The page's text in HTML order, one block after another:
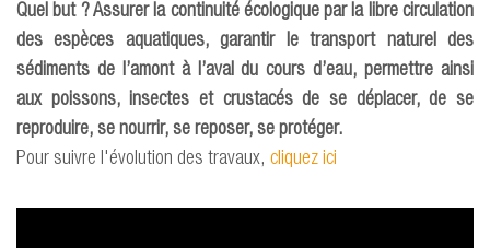
Quel but ? Assurer la continuité écologique par la libre circulation
des espèces aquatiques, garantir le transport naturel des
sédiments de l’amont à l’aval du cours d’eau, permettre ainsi
aux poissons, insectes et crustacés de se déplacer, de se
reproduire, se nourrir, se reposer, se protéger.
Pour suivre l'évolution des travaux, cliquez ici